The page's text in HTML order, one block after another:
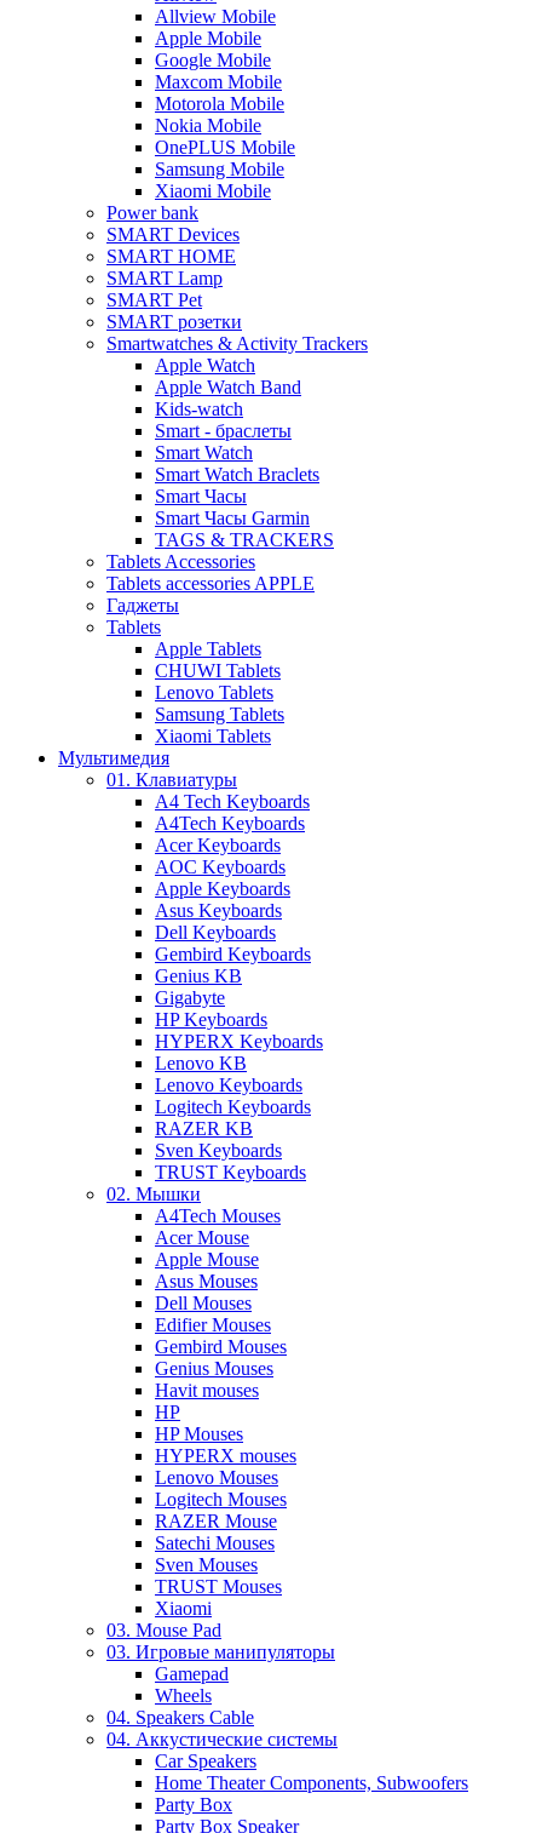
Allview Mobile
Apple Mobile
Google Mobile
Maxcom Mobile
Motorola Mobile
Nokia Mobile
OnePLUS Mobile
Samsung Mobile
Xiaomi Mobile
Power bank
SMART Devices
SMART HOME
SMART Lamp
SMART Pet
SMART розетки
Smartwatches & Activity Trackers
Apple Watch
Apple Watch Band
Kids-watch
Smart - браслеты
Smart Watch
Smart Watch Braclets
Smart Часы
Smart Часы Garmin
TAGS & TRACKERS
Tablets Accessories
Tablets accessories APPLE
Гаджеты
Tablets
Apple Tablets
CHUWI Tablets
Lenovo Tablets
Samsung Tablets
Xiaomi Tablets
Мультимедия
01. Клавиатуры
A4 Tech Keyboards
A4Tech Keyboards
Acer Keyboards
AOC Keyboards
Apple Keyboards
Asus Keyboards
Dell Keyboards
Gembird Keyboards
Genius KB
Gigabyte
HP Keyboards
HYPERX Keyboards
Lenovo KB
Lenovo Keyboards
Logitech Keyboards
RAZER KB
Sven Keyboards
TRUST Keyboards
02. Мышки
A4Tech Mouses
Acer Mouse
Apple Mouse
Asus Mouses
Dell Mouses
Edifier Mouses
Gembird Mouses
Genius Mouses
Havit mouses
HP
HP Mouses
HYPERX mouses
Lenovo Mouses
Logitech Mouses
RAZER Mouse
Satechi Mouses
Sven Mouses
TRUST Mouses
Xiaomi
03. Mouse Pad
03. Игровые манипуляторы
Gamepad
Wheels
04. Speakers Cable
04. Аккустические системы
Car Speakers
Home Theater Components, Subwoofers
Party Box
Party Box Speaker